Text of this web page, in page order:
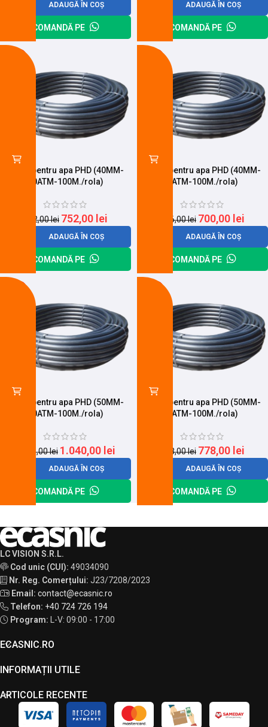
ADAUGĂ ÎN COȘ
COMANDĂ PE
ADAUGĂ ÎN COȘ
COMANDĂ PE
Teava pentru apa PHD (40MM-
10ATM-100M./rola)
902,00lei 752,00 lei
ADAUGĂ ÎN COȘ
COMANDĂ PE
Teava pentru apa PHD (40MM-
6ATM-100M./rola)
896,00lei 700,00 lei
ADAUGĂ ÎN COȘ
COMANDĂ PE
Teava pentru apa PHD (50MM-
10ATM-100M./rola)
1.258,00lei 1.040,00 lei
ADAUGĂ ÎN COȘ
COMANDĂ PE
Teava pentru apa PHD (50MM-
6ATM-100M./rola)
863,00lei 778,00 lei
ADAUGĂ ÎN COȘ
COMANDĂ PE
LC VISION S.R.L.
Cod unic (CUI): 49034090
Nr. Reg. Comerțului: J23/7208/2023
Email: contact@ecasnic.ro
Telefon: +40 724 726 194
Program:
L-V: 09:00 - 17:00
ECASNIC.RO
INFORMAȚII UTILE
ARTICOLE RECENTE